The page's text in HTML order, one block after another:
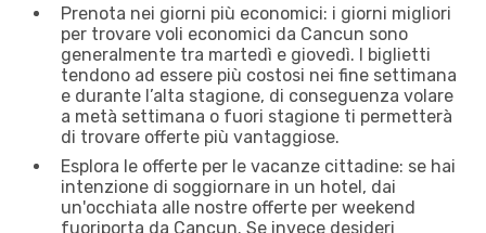
Prenota nei giorni più economici: i giorni migliori
per trovare voli economici da Cancun sono
generalmente tra martedì e giovedì. I biglietti
tendono ad essere più costosi nei fine settimana
e durante l’alta stagione, di conseguenza volare
a metà settimana o fuori stagione ti permetterà
di trovare offerte più vantaggiose.
Esplora le offerte per le vacanze cittadine: se hai
intenzione di soggiornare in un hotel, dai
un'occhiata alle nostre offerte per weekend
fuoriporta da Cancun. Se invece desideri